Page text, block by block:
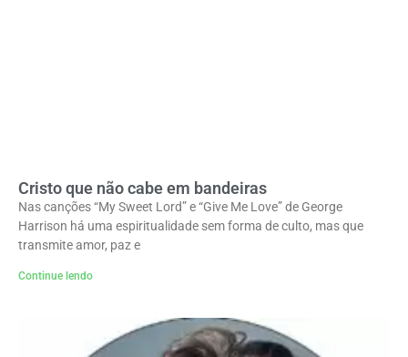
Cristo que não cabe em bandeiras
Nas canções “My Sweet Lord” e “Give Me Love” de George
Harrison há uma espiritualidade sem forma de culto, mas que
transmite amor, paz e
Continue lendo